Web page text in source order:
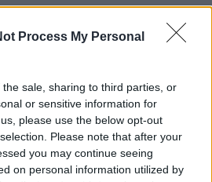
Process My Personal
sale, sharing to third parties, or
or sensitive information for
please use the below opt-out
Please note that after your
you may continue seeing
on personal information utilized by
στις παραδόσεις
από την AstraZeneca
ερχόμενο μήνα οι
εμβολίων Johnson &